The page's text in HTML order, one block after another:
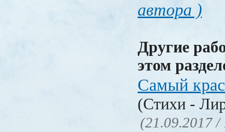
автора )
Другие
этом
Самый
(Стихи -
(21.09.2017 /